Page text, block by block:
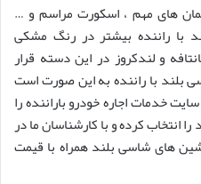
های مهم ، اسکورت مراسم و …
با راننده بیشتر در رنگ مشکی
و لندکروز در این دسته قرار
بلند با راننده به این صورت است
خدمات اجاره خودرو باراننده را
انتخاب کرده و با کارشناسان ما در
های شاسی بلند همراه با قیمت